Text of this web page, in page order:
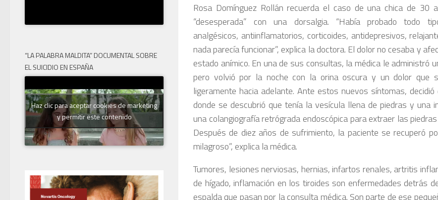
Rosa Domínguez Rollán recuerda el caso de una chica de 30
“desesperada” con una dorsalgia. “Había probado todo
analgésicos, antiinflamatorios, corticoides, antidepresivos,
nada parecía funcionar”, explica la doctora. El dolor no cesaba y
estado anímico. En una de sus consultas, la médica le administró
pero volvió por la noche con la orina oscura y un dolor que
ligeramente hacia adelante. Ante estos nuevos síntomas,
donde se descubrió que tenía la vesícula llena de piedras y una
una colangiografía retrógrada endoscópica para extraer las
Después de diez años de sufrimiento, la paciente se recuperó
milagroso”, explica la médica.
Tumores, lesiones nerviosas, hernias, infartos renales, artritis
de hígado, inflamación en los tiroides son enfermedades detrás
espalda que pasan por la consulta médica. Son parte de ese
“LA PALABRA MALDITA” DOCUMENTAL SOBRE
EL SUICIDIO EN ESPAÑA
Haz clic para aceptar cookies de marketing
y permitir este contenido